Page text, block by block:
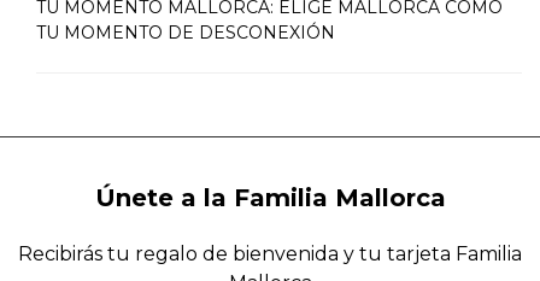
TU MOMENTO MALLORCA: ELIGE MALLORCA COMO
TU MOMENTO DE DESCONEXIÓN
Únete a la Familia Mallorca
Recibirás tu regalo de bienvenida y tu tarjeta Familia